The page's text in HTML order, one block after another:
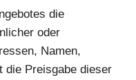
die
oder
Namen,
die Preisgabe dieser